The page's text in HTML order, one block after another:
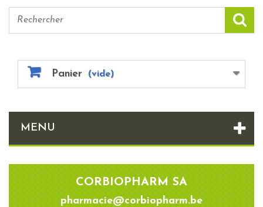
Panier (vide)
MENU
CORBIOPHARM SA
pharmacie@corbiopharm.be